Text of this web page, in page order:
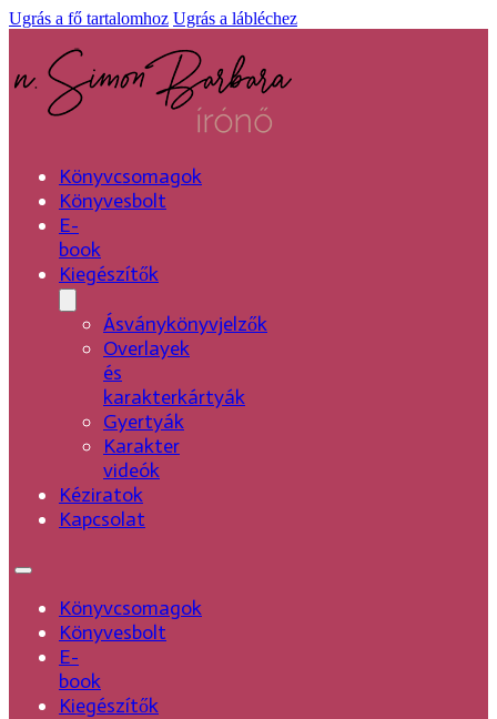
Ugrás a fő tartalomhoz Ugrás a lábléchez
Könyvcsomagok
Könyvesbolt
E-
book
Kiegészítők
Ásványkönyvjelzők
Overlayek
és
karakterkártyák
Gyertyák
Karakter
videók
Kéziratok
Kapcsolat
Könyvcsomagok
Könyvesbolt
E-
book
Kiegészítők